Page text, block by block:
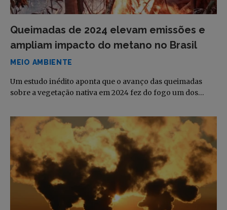
Queimadas de 2024 elevam emissões e
ampliam impacto do metano no Brasil
MEIO AMBIENTE
Um estudo inédito aponta que o avanço das queimadas
sobre a vegetação nativa em 2024 fez do fogo um dos…